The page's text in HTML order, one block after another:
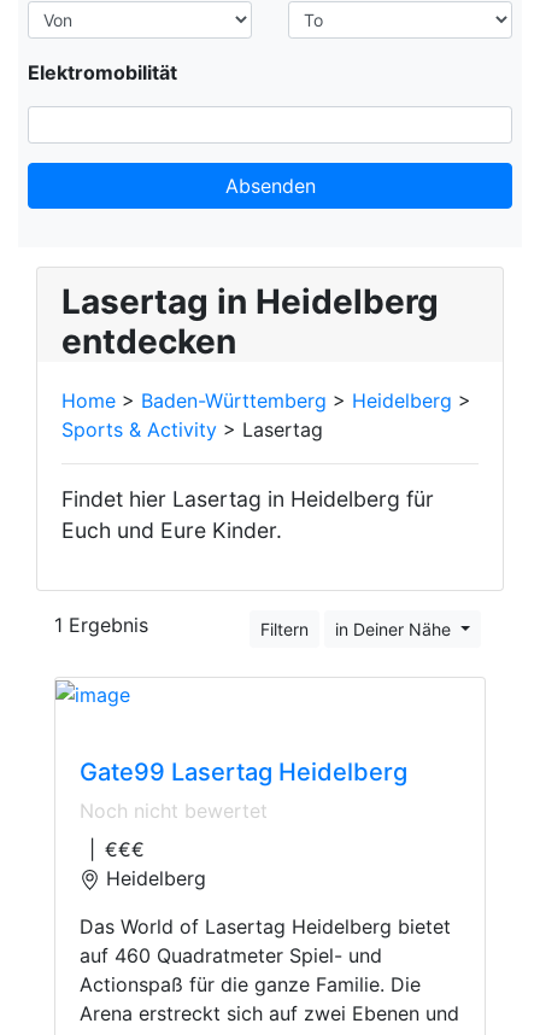
Elektromobilität
Absenden
Lasertag in Heidelberg
entdecken
Home > Baden-Württemberg > Heidelberg >
Sports & Activity > Lasertag
Findet hier Lasertag in Heidelberg für
Euch und Eure Kinder.
1 Ergebnis Filtern in Deiner Nähe
Gate99 Lasertag Heidelberg
Noch nicht bewertet
€€€
Heidelberg
Das World of Lasertag Heidelberg bietet
auf 460 Quadratmeter Spiel- und
Actionspaß für die ganze Familie. Die
Arena erstreckt sich auf zwei Ebenen und